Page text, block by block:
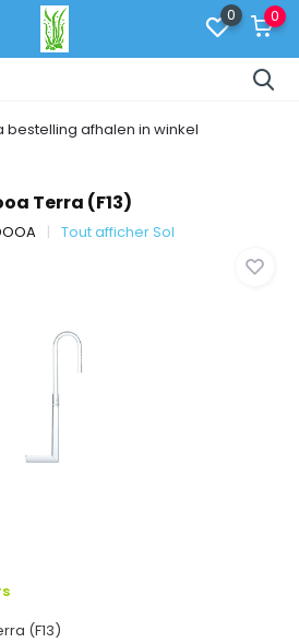
0 0
bestelling afhalen in winkel
Terra (F13)
Tout afficher Sol
(F13)